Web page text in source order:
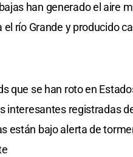
han generado el aire
río Grande y producido
que se han roto en
interesantes registradas
están bajo alerta de